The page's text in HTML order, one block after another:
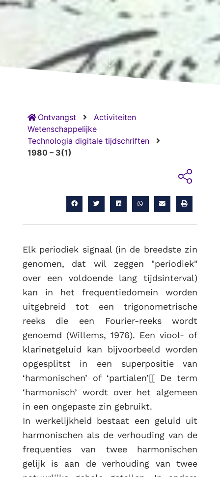
RUG
Ontvangst
Activiteiten
Wetenschappelijke
Technologia digitale tijdschriften
1980 – 3(1)
Elk periodiek signaal (in de breedste zin
genomen, dat wil zeggen "periodiek"
over een voldoende lang tijdsinterval)
kan in het frequentiedomein worden
uitgebreid tot een trigonometrische
reeks die een Fourier-reeks wordt
genoemd (Willems, 1976). Een viool- of
klarinetgeluid kan bijvoorbeeld worden
opgesplitst in een superpositie van
‘harmonischen’ of ‘partialen’[[ De term
‘harmonisch’ wordt over het algemeen
in een ongepaste zin gebruikt.
In werkelijkheid bestaat een geluid uit
harmonischen als de verhouding van de
frequenties van twee harmonischen
gelijk is aan de verhouding van twee